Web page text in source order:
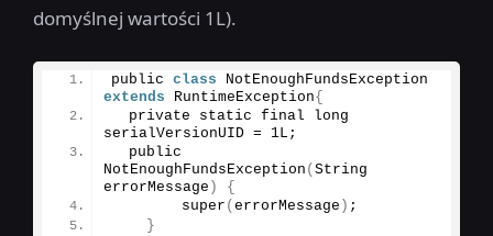
domyślnej wartości 1L).
public class
extends RuntimeException{
  private static final long
serialVersionUID = 1L;
NotEnoughFundsException ( String
errorMessage )
{
super ( errorMessage ) ;
}